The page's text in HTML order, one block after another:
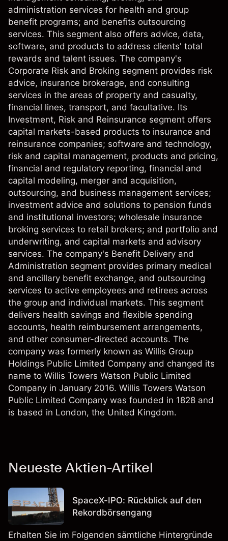
administration services for health and group
benefit programs; and benefits outsourcing
services. This segment also offers advice, data,
software, and products to address clients' total
rewards and talent issues. The company's
Corporate Risk and Broking segment provides risk
advice, insurance brokerage, and consulting
services in the areas of property and casualty,
financial lines, transport, and facultative. Its
Investment, Risk and Reinsurance segment offers
capital markets-based products to insurance and
reinsurance companies; software and technology,
risk and capital management, products and pricing,
financial and regulatory reporting, financial and
capital modeling, merger and acquisition,
outsourcing, and business management services;
investment advice and solutions to pension funds
and institutional investors; wholesale insurance
broking services to retail brokers; and portfolio and
underwriting, and capital markets and advisory
services. The company's Benefit Delivery and
Administration segment provides primary medical
and ancillary benefit exchange, and outsourcing
services to active employees and retirees across
the group and individual markets. This segment
delivers health savings and flexible spending
accounts, health reimbursement arrangements,
and other consumer-directed accounts. The
company was formerly known as Willis Group
Holdings Public Limited Company and changed its
name to Willis Towers Watson Public Limited
Company in January 2016. Willis Towers Watson
Public Limited Company was founded in 1828 and
is based in London, the United Kingdom.
Neueste Aktien-Artikel
SpaceX-IPO: Rückblick auf den
Rekordbörsengang
Erhalten Sie im Folgenden sämtliche Hintergründe